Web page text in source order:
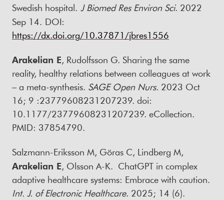
Swedish hospital. J Biomed Res Environ Sci. 2022
Sep 14. DOI:
https://dx.doi.org/10.37871/jbres1556
Arakelian E, Rudolfsson G. Sharing the same
reality, healthy relations between colleagues at work
– a meta-synthesis. SAGE Open Nurs. 2023 Oct
16; 9 :23779608231207239. doi:
10.1177/23779608231207239. eCollection.
PMID: 37854790.
Salzmann-Eriksson M, Göras C, Lindberg M,
Arakelian E, Olsson A-K. ChatGPT in complex
adaptive healthcare systems: Embrace with caution.
Int. J. of Electronic Healthcare. 2025; 14 (6).